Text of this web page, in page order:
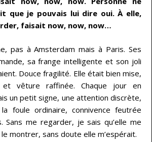
que je pouvais lui dire oui. À elle,
faisait now, now, now…
pas à Amsterdam mais à Paris. Ses
sa frange intelligente et son joli
Douce fragilité. Elle était bien mise,
et vêture raffinée. Chaque jour en
un petit signe, une attention discrète,
foule ordinaire, connivence feutrée
Sans me regarder, je sais qu’elle me
montrer, sans doute elle m’espérait.